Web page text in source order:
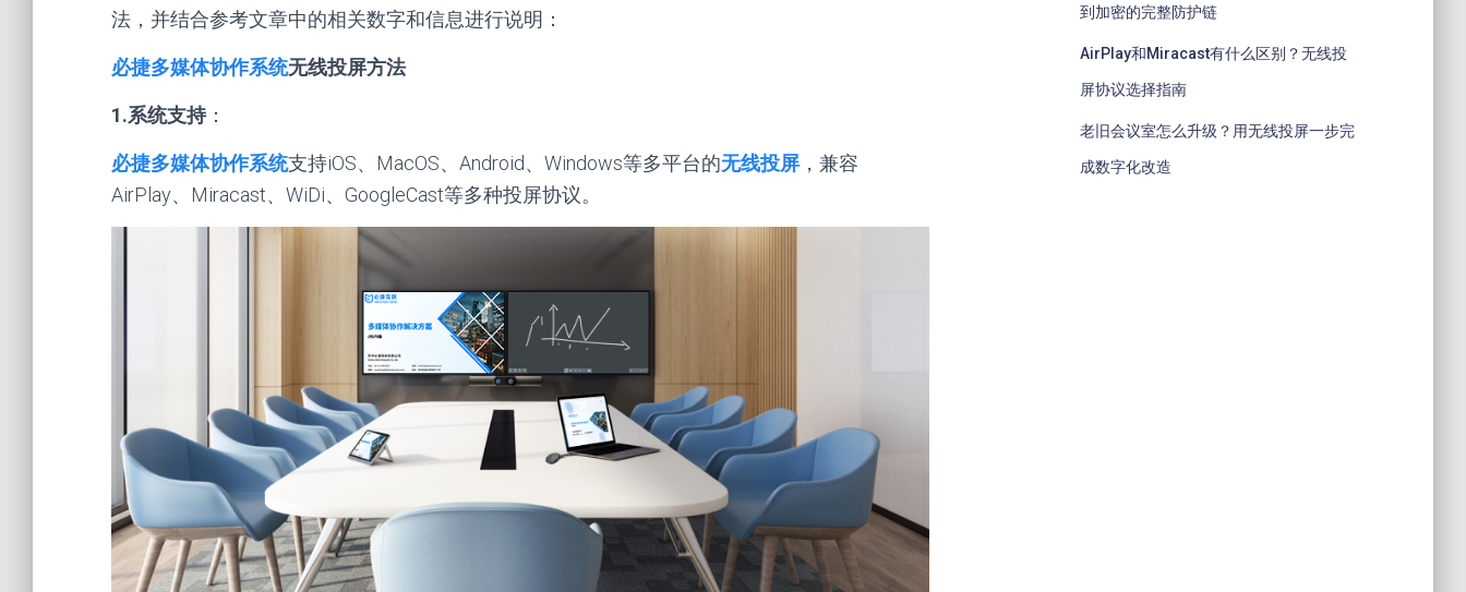
法，并结合参考文章中的相关数字和信息进行说明：
必捷多媒体协作系统无线投屏方法
1.系统支持：
必捷多媒体协作系统支持iOS、MacOS、Android、Windows等多平台的无线投屏 ，兼容
AirPlay、Miracast、WiDi、GoogleCast等多种投屏协议。
到加密的完整防护链
AirPlay和Miracast有什么区别？无线投
屏协议选择指南
老旧会议室怎么升级？用无线投屏一步完
成数字化改造